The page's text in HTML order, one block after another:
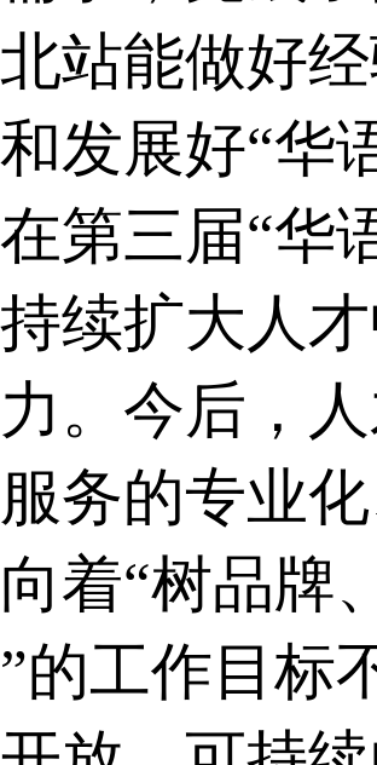
站能做好
发展好“华
第三届“华
续扩大人
。今后，
务的专业
着“树品牌
的工作目标